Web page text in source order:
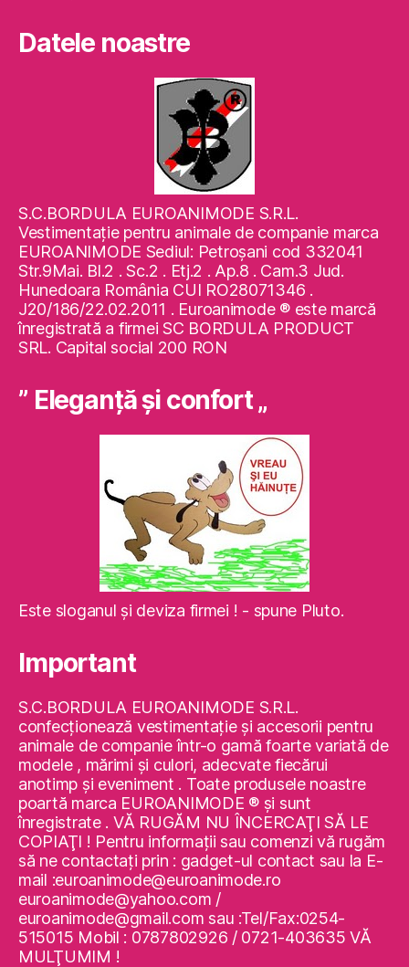
Datele noastre
S.C.BORDULA EUROANIMODE S.R.L.
Vestimentaţie pentru animale de companie marca
EUROANIMODE Sediul: Petroşani cod 332041
Str.9Mai. Bl.2 . Sc.2 . Etj.2 . Ap.8 . Cam.3 Jud.
Hunedoara România CUI RO28071346 .
J20/186/22.02.2011 . Euroanimode ® este marcă
înregistrată a firmei SC BORDULA PRODUCT
SRL. Capital social 200 RON
” Eleganţă şi confort „
Este sloganul şi deviza firmei ! - spune Pluto.
Important
S.C.BORDULA EUROANIMODE S.R.L.
confecţionează vestimentaţie şi accesorii pentru
animale de companie într-o gamă foarte variată de
modele , mărimi şi culori, adecvate fiecărui
anotimp şi eveniment . Toate produsele noastre
poartă marca EUROANIMODE ® şi sunt
înregistrate . VĂ RUGĂM NU ÎNCERCAŢI SĂ LE
COPIAŢI ! Pentru informaţii sau comenzi vă rugăm
să ne contactaţi prin : gadget-ul contact sau la E-
mail :euroanimode@euroanimode.ro
euroanimode@yahoo.com /
euroanimode@gmail.com sau :Tel/Fax:0254-
515015 Mobil : 0787802926 / 0721-403635 VĂ
MULŢUMIM !